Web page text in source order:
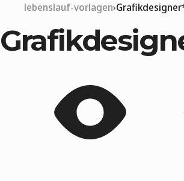
lebenslauf-vorlagen